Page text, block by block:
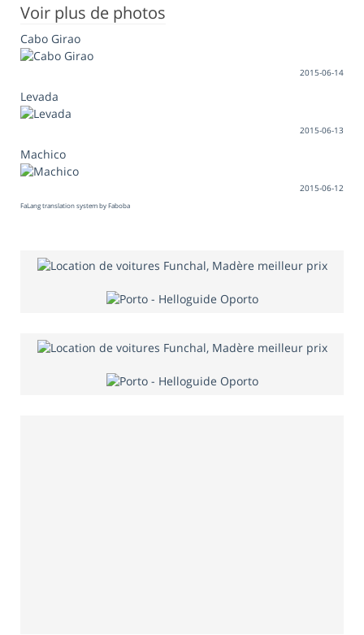
Voir plus de photos
Cabo Girao
2015-06-14
Levada
2015-06-13
Machico
2015-06-12
FaLang translation system by Faboba